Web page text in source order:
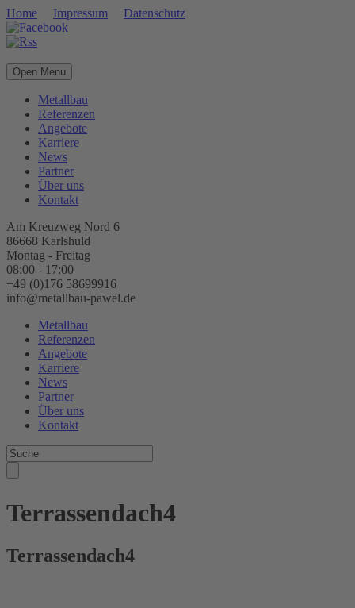
Home Impressum Datenschutz
Open Menu
Metallbau
Referenzen
Angebote
Karriere
News
Partner
Über uns
Kontakt
Am Kreuzweg Nord 6
86668 Karlshuld
Montag - Freitag
08:00 - 17:00
+49 (0)176 58699916
info@metallbau-pawel.de
Metallbau
Referenzen
Angebote
Karriere
News
Partner
Über uns
Kontakt
Terrassendach4
Terrassendach4